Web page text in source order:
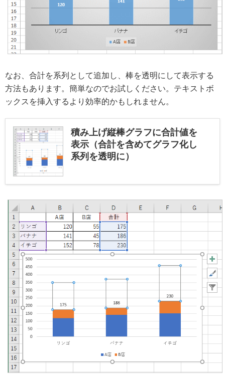
なお、合計を系列として追加し、棒を透明にして表示する
方法もあります。簡単なのでお試しください。テキストボ
ックスを挿入するより効率的かもしれません。
積み上げ縦棒グラフに合計値を
表示（合計を含めてグラフ化し
系列を透明に）